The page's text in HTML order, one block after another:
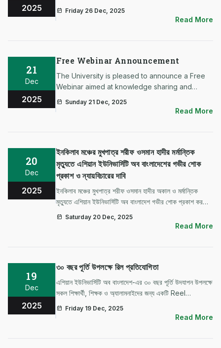
2025
ফাউন্ডার অ্যাওয়ার্ড’ দেওয়ার সিদ্ধান্ত নিয়েছে বিশ্ববিদ্যালয় কর্তৃপক্ষ।
বিশ্ববিদ্যালয়ের ৩০তম প্রতিষ্ঠাবার্ষিকী…
Friday 26 Dec, 2025
Read More
21
Dec
2025
Free Webinar Announcement
The University is pleased to announce a Free
Webinar aimed at knowledge sharing and
professional development. Interested
participants are requested to complete their
Sunday 21 Dec, 2025
Read More
20
Dec
2025
ইনকিলাব মঞ্চের মুখপাত্র শরীফ ওসমান হাদীর মর্মান্তিক
মৃত্যুতে এশিয়ান ইউনিভার্সিটি অব বাংলাদেশের গভীর শোক
প্রকাশ ও ন্যায়বিচারের দাবি
ইনকিলাব মঞ্চের মুখপাত্র শরীফ ওসমান হাদীর অকাল ও মর্মান্তিক
মৃত্যুতে এশিয়ান ইউনিভার্সিটি অব বাংলাদেশ গভীর শোক প্রকাশ করছে।
তাঁর এই মৃত্যু শুধু একজন তরুণ প্রতিবাদী কণ্ঠের নিভে যাওয়া নয়; বরং
ন্যায়, অধিকার ও গণতান্ত্রিক মূল্যবোধের পথে এগিয়ে চলা একট…
Saturday 20 Dec, 2025
Read More
19
Dec
2025
৩০ বছর পূর্তি উপলক্ষে রিল প্রতিযোগিতা
এশিয়ান ইউনিভার্সিটি অব বাংলাদেশ-এর ৩০ বছর পূর্তি উদযাপন উপলক্ষে
সকল শিক্ষার্থী, শিক্ষক ও অ্যালামনাইদের জন্য একটি Reel
Competition আয়োজন করা হয়েছে। আগ্রহী অংশগ্রহণকারীদের
নিচের নির্দেশনা অনুযায়ী প্রতিযোগিতায় অংশগ্রহণের জন্য আহ্বান
Friday 19 Dec, 2025
Read More